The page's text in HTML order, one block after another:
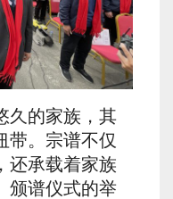
久的家族，其
带。宗谱不仅
还承载着家族
颁谱仪式的举